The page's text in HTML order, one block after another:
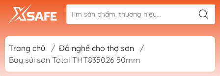
Trang chủ / Đồ nghề cho thợ sơn
/
Bay sủi sơn Total THT835026 50mm